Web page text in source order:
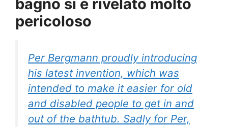
bagno si è rivelato molto
pericoloso
Per Bergmann proudly introducing
his latest invention, which was
intended to make it easier for old
and disabled people to get in and
out of the bathtub. Sadly for Per,